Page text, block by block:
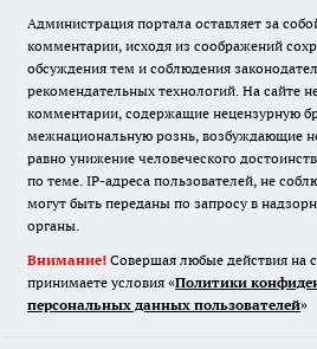
Администрация портала оставляет за
комментарии, исходя из соображений
обсуждения тем и соблюдения
рекомендательных технологий. На сайте
комментарии, содержащие нецензурную
межнациональную рознь, возбуждающие
равно унижение человеческого
по теме. IP-адреса пользователей, не
могут быть переданы по запросу в
органы.
Внимание! Совершая любые действия на
принимаете условия «Политики
персональных данных пользователей»